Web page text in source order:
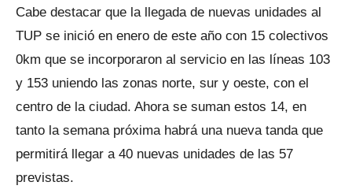
Cabe destacar que la llegada de nuevas unidades al
TUP se inició en enero de este año con 15 colectivos
0km que se incorporaron al servicio en las líneas 103
y 153 uniendo las zonas norte, sur y oeste, con el
centro de la ciudad. Ahora se suman estos 14, en
tanto la semana próxima habrá una nueva tanda que
permitirá llegar a 40 nuevas unidades de las 57
previstas.